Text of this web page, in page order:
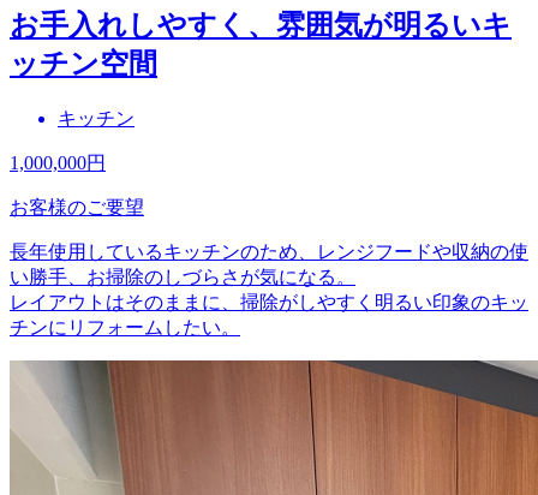
お手入れしやすく、雰囲気が明るいキ
ッチン空間
キッチン
1,000,000円
お客様のご要望
長年使用しているキッチンのため、レンジフードや収納の使
い勝手、お掃除のしづらさが気になる。
レイアウトはそのままに、掃除がしやすく明るい印象のキッ
チンにリフォームしたい。